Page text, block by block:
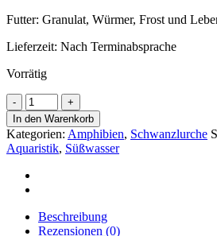
Futter: Granulat, Würmer, Frost und
Lieferzeit: Nach Terminabsprache
Vorrätig
Axolotl
natur
(Ambystoma
mexicanum)
adulti
ca.
22cm
25
cm
In den Warenkorb
Kategorien: Amphibien, Schwanzlurche
Aquaristik, Süßwasser
Beschreibung
Rezensionen (0)